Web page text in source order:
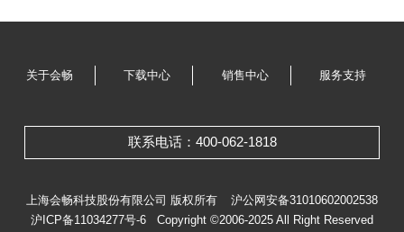
关于会畅 下载中心 销售中心 服务支持
联系电话：400-062-1818
上海会畅科技股份有限公司 版权所有
沪公网安备31010602002538
沪ICP备11034277号-6
Copyright ©2006-2025 All Right Reserved